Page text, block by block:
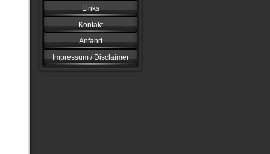
Links
Kontakt
Anfahrt
Impressum / Disclaimer